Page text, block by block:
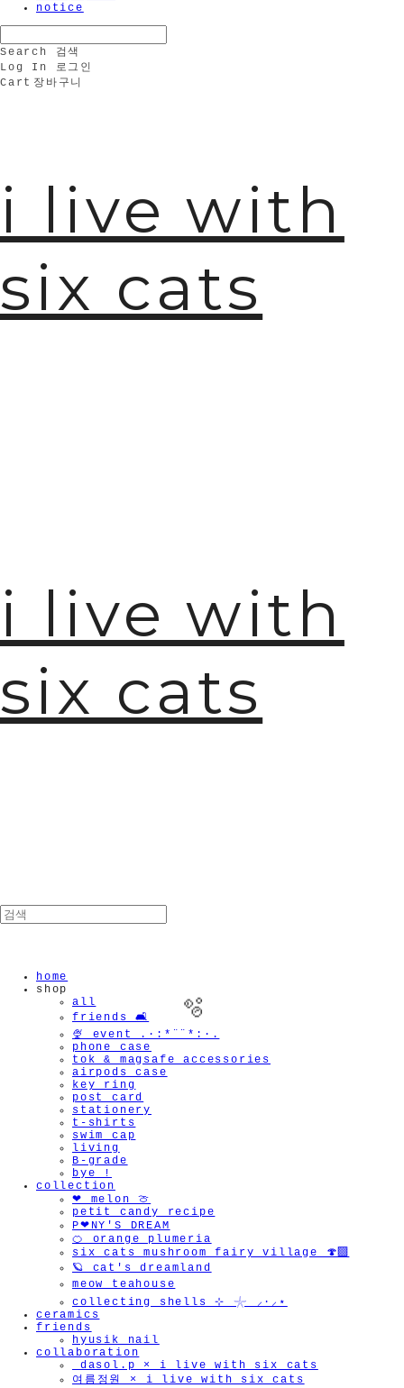
notice
Search
검색
Log In
로그인
Cart 장바구니
i live with
six cats
i live with
six cats
home
shop
all
friends 🛋️
🍨 event .·:*¨¨*:·.
phone case
tok & magsafe accessories
airpods case
key ring
post card
stationery
t-shirts
swim cap
living
B-grade
bye !
collection
❤︎ melon 🍈
petit candy recipe
P❤︎NY'S DREAM
🍊 orange plumeria
six cats mushroom fairy village 🍄‍🟫
🪐 cat's dreamland
meow teahouse
collecting shells ⊹ 𓇼 ⸝·⸝⋆
ceramics
friends
hyusik_nail
collaboration
_dasol.p × i live with six cats
여름정원 × i live with six cats